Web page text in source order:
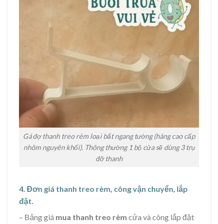
Gá đợ thanh treo rèm loại bắt ngang tường (hàng cao cấp
nhôm nguyên khối). Thông thường 1 bộ cửa sẽ dùng 3 trụ
đỡ thanh
4. Đơn giá thanh treo rèm, công vận chuyển, lắp
đặt.
– Bảng giá mua thanh treo rèm cửa và công lắp đặt